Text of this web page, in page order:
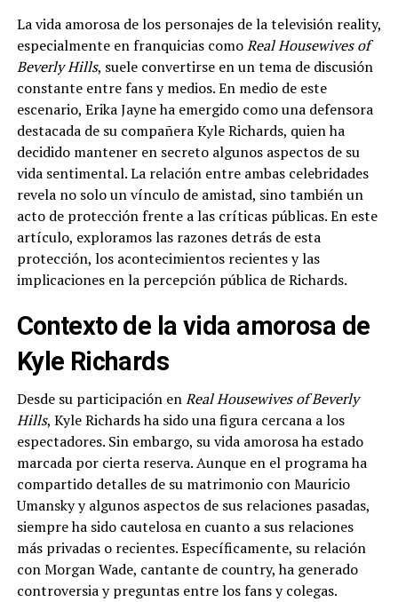
La vida amorosa de los personajes de la televisión reality,
especialmente en franquicias comoReal Housewives of
Beverly Hills, suele convertirse en un tema de discusión
constante entre fans y medios. En medio de este
escenario, Erika Jayne ha emergido como una defensora
destacada de su compañera Kyle Richards, quien ha
decidido mantener en secreto algunos aspectos de su
vida sentimental. La relación entre ambas celebridades
revela no solo un vínculo de amistad, sino también un
acto de protección frente a las críticas públicas. En este
artículo, exploramos las razones detrás de esta
protección, los acontecimientos recientes y las
implicaciones en la percepción pública de Richards.
Contexto de la vida amorosa de
Kyle Richards
Desde su participación enReal Housewives of Beverly
Hills, Kyle Richards ha sido una figura cercana a los
espectadores. Sin embargo, su vida amorosa ha estado
marcada por cierta reserva. Aunque en el programa ha
compartido detalles de su matrimonio con Mauricio
Umansky y algunos aspectos de sus relaciones pasadas,
siempre ha sido cautelosa en cuanto a sus relaciones
más privadas o recientes. Específicamente, su relación
con Morgan Wade, cantante de country, ha generado
controversia y preguntas entre los fans y colegas.